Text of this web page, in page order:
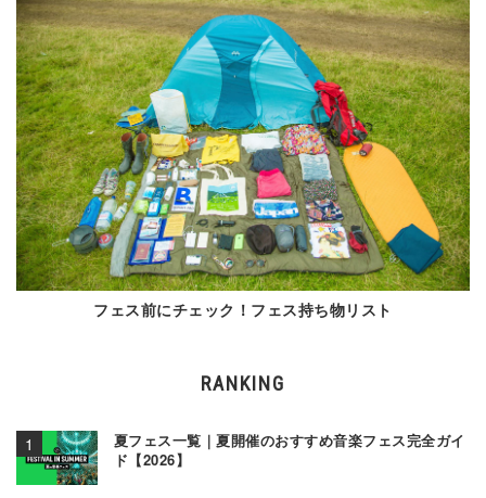
フェス前にチェック！フェス持ち物リスト
RANKING
夏フェス一覧｜夏開催のおすすめ音楽フェス完全ガイ
ド【2026】